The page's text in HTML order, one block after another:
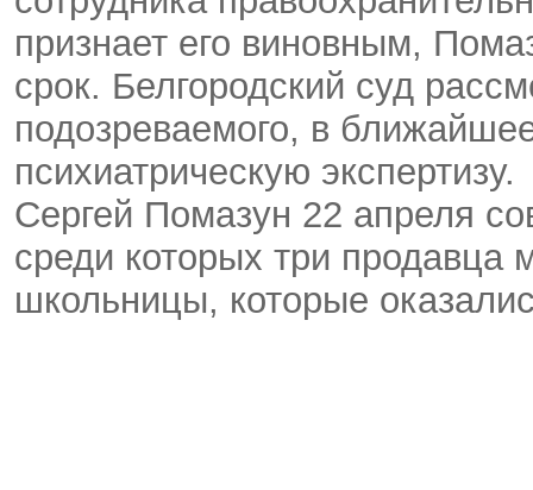
признает его виновным,
срок. Белгородский суд
подозреваемого, в
психиатрическую экспертизу.
Сергей Помазун 22 апреля
среди которых три продавца
школьницы, которые